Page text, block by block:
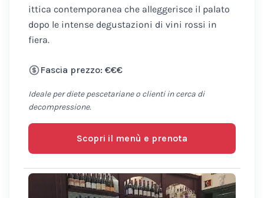
ittica contemporanea che alleggerisce il palato
dopo le intense degustazioni di vini rossi in
fiera.
Fascia prezzo: €€€
Ideale per diete pescetariane o clienti in cerca di
decompressione.
Scopri il menù e prenota